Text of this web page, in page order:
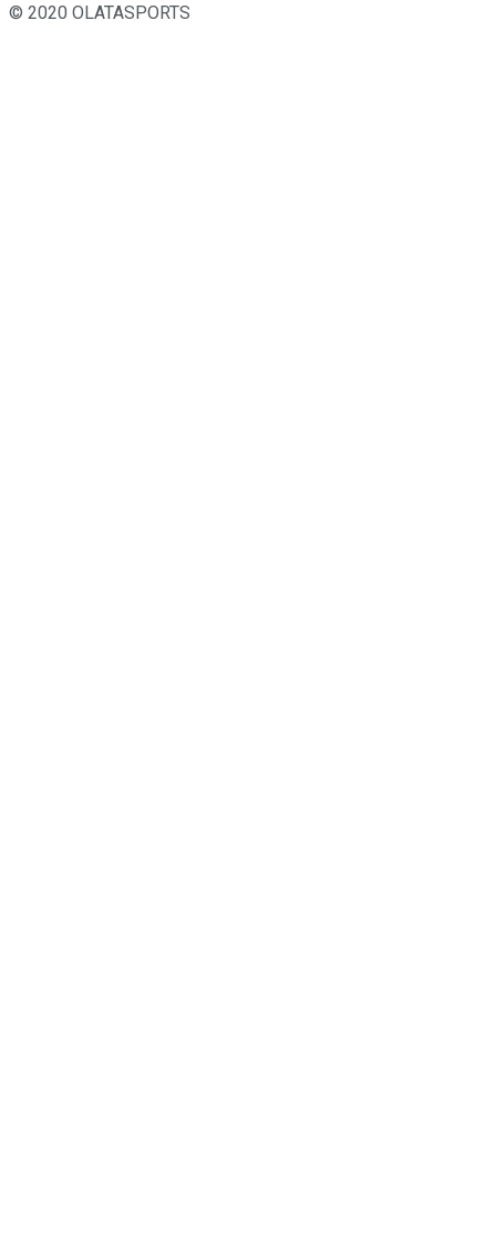
© 2020 OLATASPORTS